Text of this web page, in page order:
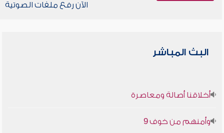
الآن رفع ملفات الصوتية
البث المباشر
أخلاقنا أصالة ومعاصرة
وأمنهم من خوف 9